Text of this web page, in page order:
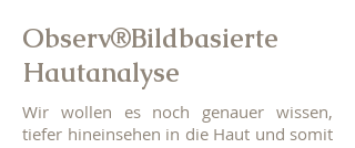
Observ®Bildbasierte
Hautanalyse
Wir wollen es noch genauer wissen,
tiefer hineinsehen in die Haut und somit